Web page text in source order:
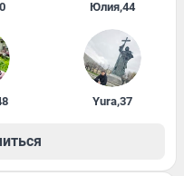
Юлия,44
Yura,37